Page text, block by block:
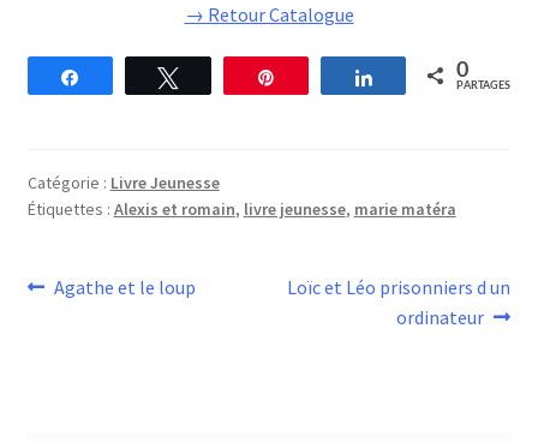
→ Retour Catalogue
Partagez 0
PARTAGES
Catégorie : Livre Jeunesse
Étiquettes : Alexis et romain, livre jeunesse, marie matéra
Navigation
Article
Agathe et le loup
Article
Loïc et Léo prisonniers d un
ordinateur